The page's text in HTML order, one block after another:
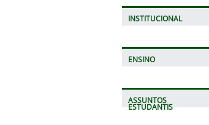
INSTITUCIONAL
ENSINO
ASSUNTOS
ESTUDANTIS